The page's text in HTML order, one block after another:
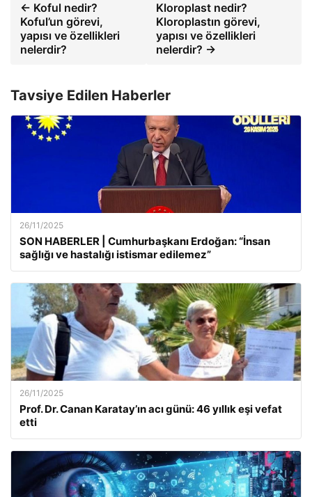
← Koful nedir?
Koful’un görevi,
yapısı ve özellikleri
nelerdir?
Kloroplast nedir?
Kloroplastın görevi,
yapısı ve özellikleri
nelerdir? →
Tavsiye Edilen Haberler
26/11/2025
SON HABERLER | Cumhurbaşkanı Erdoğan: “İnsan
sağlığı ve hastalığı istismar edilemez”
26/11/2025
Prof. Dr. Canan Karatay’ın acı günü: 46 yıllık eşi vefat
etti